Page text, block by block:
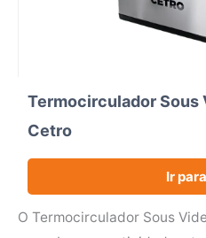
Termocirculador Sous
Cetro
Ir
O Termocirculador Sous